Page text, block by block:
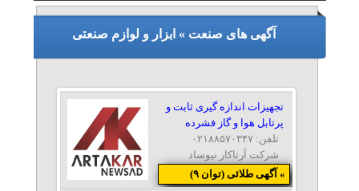
۰۹۹۱۹۷۳۳۳۵۰
آگهی های صنعت » ابزار و لوازم صنعتی
تجهیزات اندازه گیری ثابت و
پرتابل هوا و گاز فشرده
شرکت آرتاکار نیوساد
تلفن: ۰۲۱۸۸۵۷۰۳۴۷
» آگهی طلائی (توان ۹)